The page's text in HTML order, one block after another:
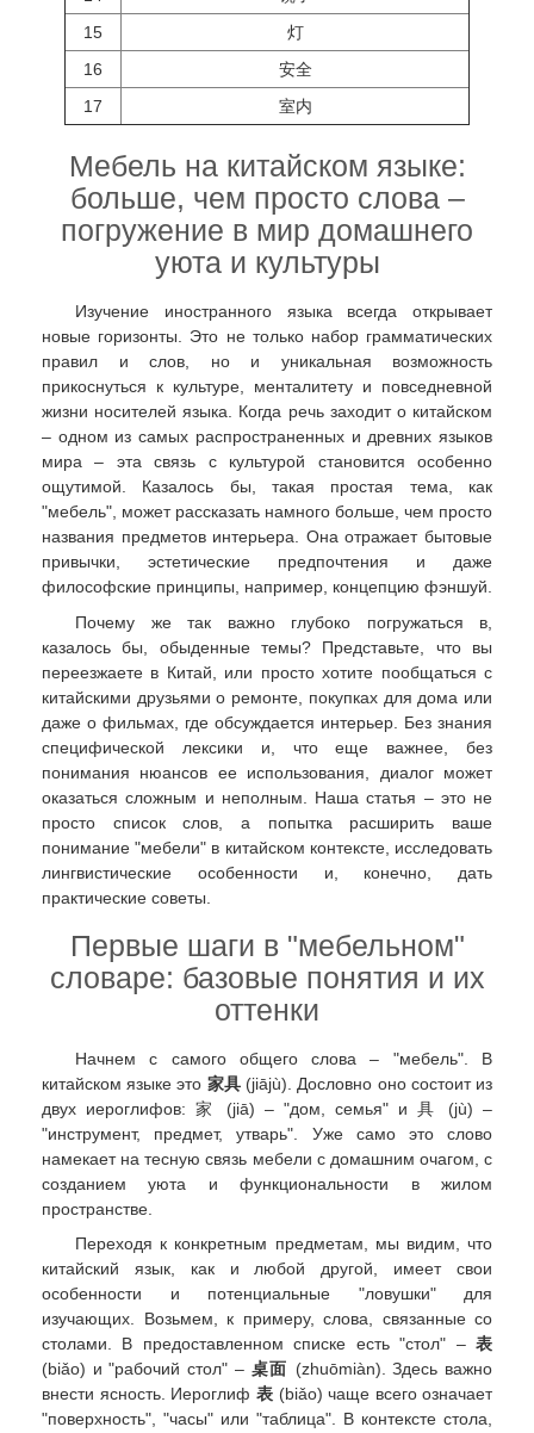
15
灯
16
安全
17
室内
Мебель на китайском языке:
больше, чем просто слова –
погружение в мир домашнего
уюта и культуры
Изучение иностранного языка всегда открывает
новые горизонты. Это не только набор грамматических
правил и слов, но и уникальная возможность
прикоснуться к культуре, менталитету и повседневной
жизни носителей языка. Когда речь заходит о китайском
– одном из самых распространенных и древних языков
мира – эта связь с культурой становится особенно
ощутимой. Казалось бы, такая простая тема, как
"мебель", может рассказать намного больше, чем просто
названия предметов интерьера. Она отражает бытовые
привычки, эстетические предпочтения и даже
философские принципы, например, концепцию фэншуй.
Почему же так важно глубоко погружаться в,
казалось бы, обыденные темы? Представьте, что вы
переезжаете в Китай, или просто хотите пообщаться с
китайскими друзьями о ремонте, покупках для дома или
даже о фильмах, где обсуждается интерьер. Без знания
специфической лексики и, что еще важнее, без
понимания нюансов ее использования, диалог может
оказаться сложным и неполным. Наша статья – это не
просто список слов, а попытка расширить ваше
понимание "мебели" в китайском контексте, исследовать
лингвистические особенности и, конечно, дать
практические советы.
Первые шаги в "мебельном"
словаре: базовые понятия и их
оттенки
Начнем с самого общего слова – "мебель". В
китайском языке это 家具 (jiājù). Дословно оно состоит из
двух иероглифов: 家 (jiā) – "дом, семья" и 具 (jù) –
"инструмент, предмет, утварь". Уже само это слово
намекает на тесную связь мебели с домашним очагом, с
созданием уюта и функциональности в жилом
пространстве.
Переходя к конкретным предметам, мы видим, что
китайский язык, как и любой другой, имеет свои
особенности и потенциальные "ловушки" для
изучающих. Возьмем, к примеру, слова, связанные со
столами. В предоставленном списке есть "стол" – 表
(biǎo) и "рабочий стол" – 桌面 (zhuōmiàn). Здесь важно
внести ясность. Иероглиф 表 (biǎo) чаще всего означает
"поверхность", "часы" или "таблица". В контексте стола,